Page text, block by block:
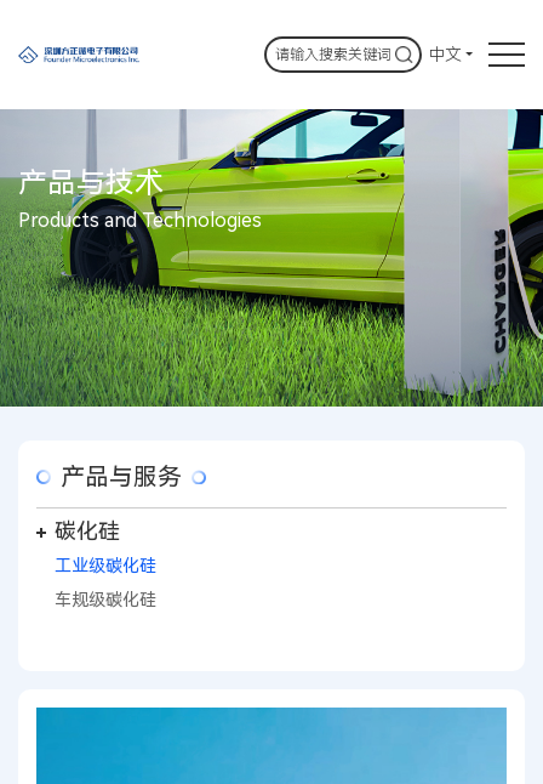
中文
产品与技术
Products and Technologies
产品与服务
碳化硅
工业级碳化硅
车规级碳化硅